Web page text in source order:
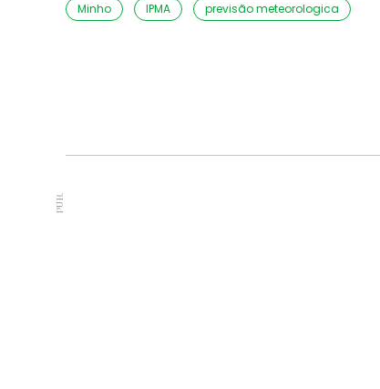
Minho IPMA previsão meteorologica
PUB.